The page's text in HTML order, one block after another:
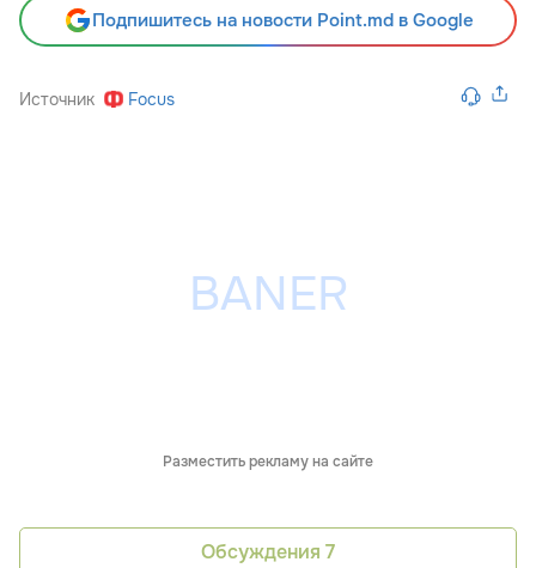
Подпишитесь на новости Point.md в Google
Источник Focus
Разместить рекламу на сайте
Обсуждения 7